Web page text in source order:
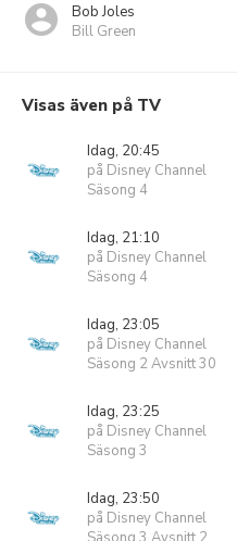
Bob Joles
Bill Green
Visas även på TV
Idag, 20:45
på Disney Channel
Säsong 4
Idag, 21:10
på Disney Channel
Säsong 4
Idag, 23:05
på Disney Channel
Säsong 2 Avsnitt 30
Idag, 23:25
på Disney Channel
Säsong 3
Idag, 23:50
på Disney Channel